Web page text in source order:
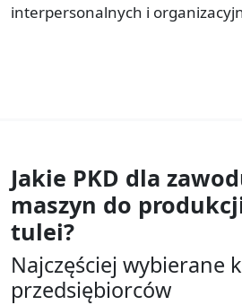
interpersonalnych i
Jakie PKD dla
maszyn do
tulei?
Najczęściej wybierane
przedsiębiorców